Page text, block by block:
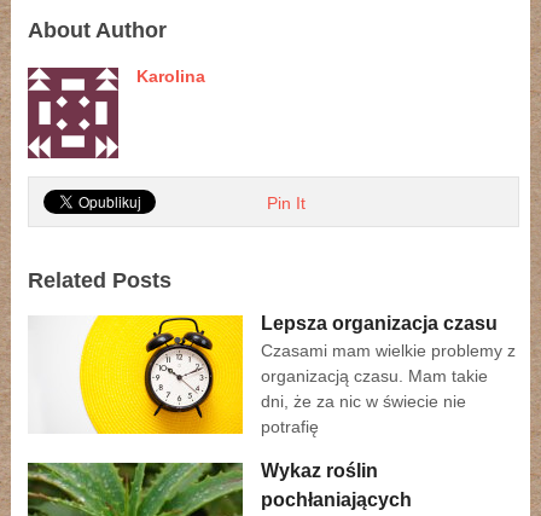
About Author
Karolina
Pin It
Related Posts
Lepsza organizacja czasu
Czasami mam wielkie problemy z
organizacją czasu. Mam takie
dni, że za nic w świecie nie
potrafię
Wykaz roślin
pochłaniających